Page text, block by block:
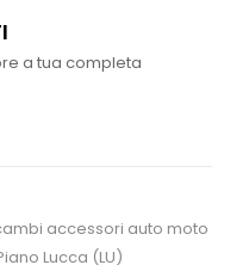
a tua completa
accessori auto moto
Lucca (LU)